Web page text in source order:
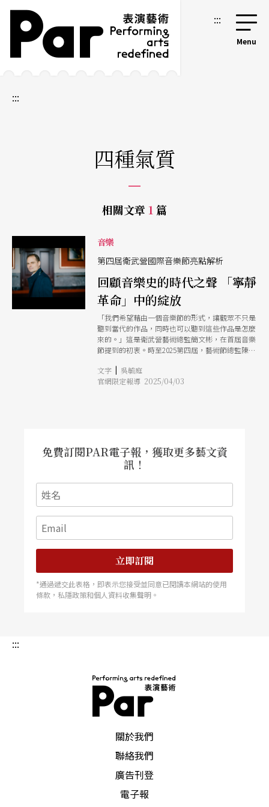
跳到主要內容區塊
網站導覽 :::
:::
四種氣質
相關文章 1 篇
音樂
第四屆衛武營國際音樂節亮點解析
回顧音樂史的時代之聲 「寧靜
革命」中的綻放
「我們希望藉由一個音樂節的形式，讓觀眾不只是
聽到當代的作品，同時也可以聽到這些作品是怎麼
來的。」這是衛武營藝術總監簡文彬，在首屆音樂
節提到的初衷。時至2025第四屆，藝術節總監陳銀
的名字，期待從創作者們「寧靜的革命」（註），
聽見時代風格變化間的幽微轉折。
文字 | 吳毓庭
官網限定報導 2025/04/03
免費訂閱PAR電子報，獲取更多藝文資
訊！
立即訂閱
*通過遞交此表格，即表示您接受並同意已閱讀本網站的使用
條款，私隱政策和個人資料收集聲明。
:::
關於我們
聯絡我們
廣告刊登
電子報